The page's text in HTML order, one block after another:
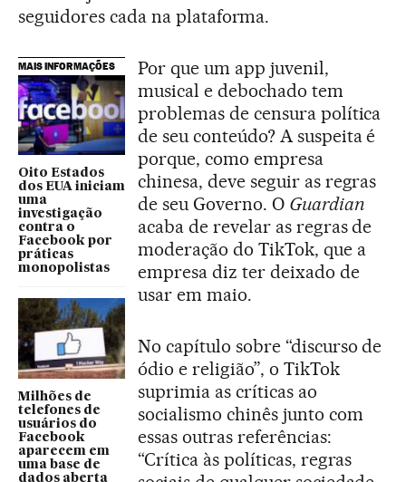
seguidores cada na plataforma.
MAIS INFORMAÇÕES
Oito Estados
dos EUA iniciam
uma
investigação
contra o
Facebook por
práticas
monopolistas
Milhões de
telefones de
usuários do
Facebook
aparecem em
uma base de
dados aberta
Por que um app juvenil,
musical e debochado tem
problemas de censura política
de seu conteúdo? A suspeita é
porque, como empresa
chinesa, deve seguir as regras
de seu Governo. O Guardian
acaba de revelar as regras de
moderação do TikTok, que a
empresa diz ter deixado de
usar em maio.
No capítulo sobre “discurso de
ódio e religião”, o TikTok
suprimia as críticas ao
socialismo chinês junto com
essas outras referências:
“Crítica às políticas, regras